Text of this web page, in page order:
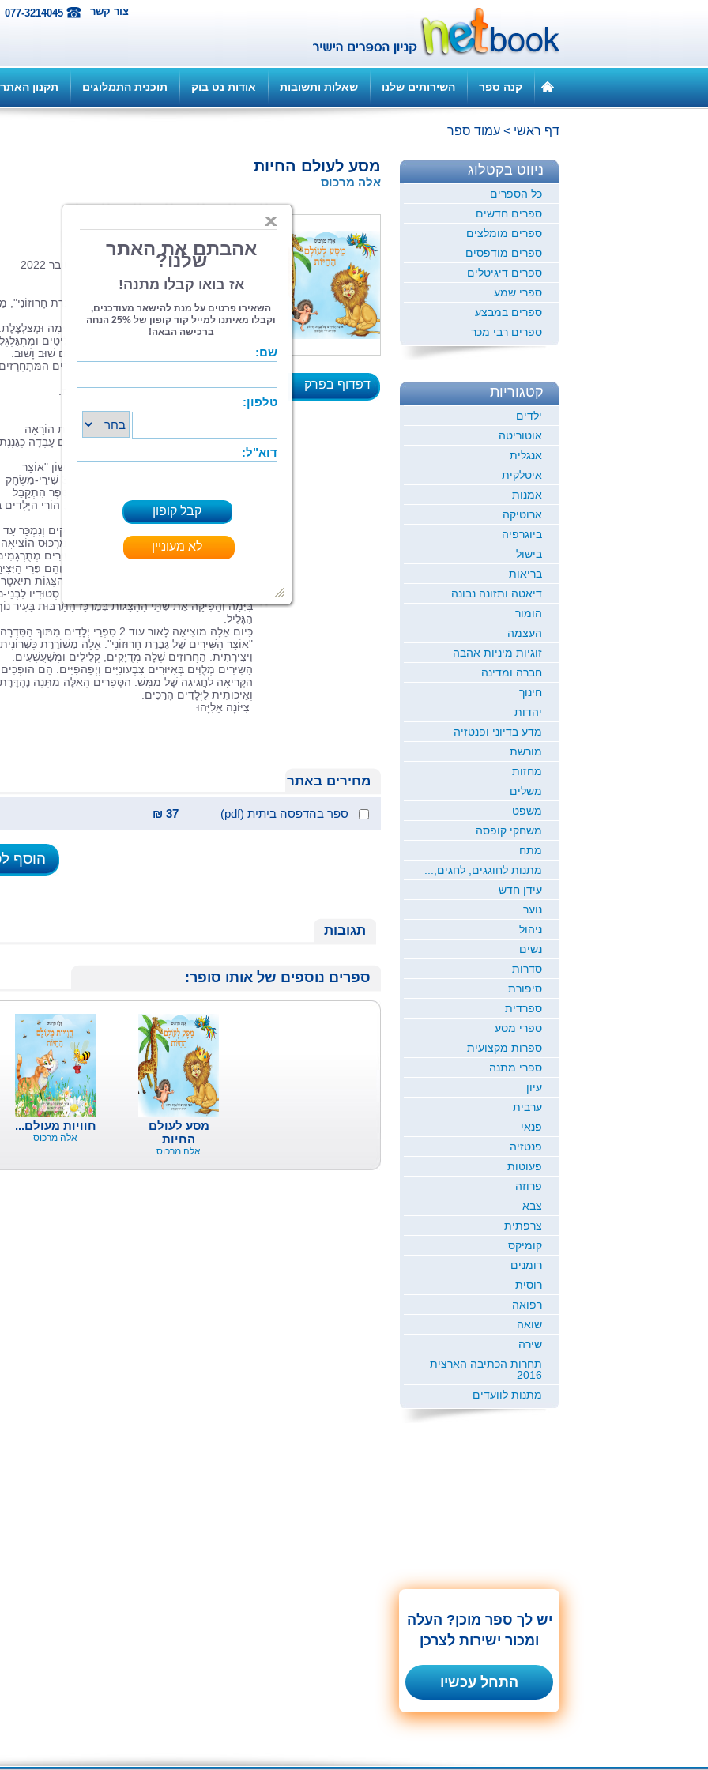
077-3214045 צור קשר
קנה ספר השירותים שלנו שאלות ותשובות אודות נט בוק תוכנית התמלוגים תקנון האתר
דף ראשי > עמוד ספר
מסע לעולם החיות
אלה מרכוס
דפדוף בפרק
עַל הַסֵּפֶר:
הַסֵּפֶר מִתּוֹךְ הַסִּדְרָה "אוֹצַר הַשִּׁירִים שֶׁל גְּבֶרֶת חָרוּזוֹנִי",
שִׁירִים קְצַרְצָרִים עַל בַּעֲלֵי-חַיִּים.
הַשִּׁירִים כְּתוּבִים בְּלָשׁוֹן קוֹלַחַת וּבַחֲרִיזָה נְעִימָה
הֵם מַתְאִימִים בְּיוֹתֵר לִילָדִים בַּגִּיל הָרַךְ, קְלִיטִים
עַל הַלָּשׁוֹן כָּךְ שֶׁמַּמָּשׁ מִתְבַּקֵּשׁ לְדַקְלֵם אוֹתָם שׁוּב וָשׁוּב.
כָּל בַּעַל-חַיִּים וְסִיפּוּרוֹ מְשַׁעֲשֵׁעַ בִּזְכוּת הַשִּׁירִים
הַיְּלָדִים יוּכְלוּ לְהַכִּיר דַּרְכָּם אֶת עוֹלַם הַחַיּוֹת.
קְרִיאָה מְהַנָּה!
הַמְּחַבֶּרֶת אֵלָה מַרְכּוּס עוֹבֶדֶת הוֹרָאָה
בְּמִקְצוֹעָהּ, בַּעֲלַת תוֹאַר שֵׁנִי בְּחִנּוּךְ, 34 שָׁנִים
הַיְּלָדִים בְּגִיל הָרַךְ.
בִּשְׁנַת 2006 הוֹצִיאָה לָאוֹר אֶת הַסֵּפֶר הָרִאשׁוֹן "אוֹצַר
הַמִּשְׂחָקִים שֶׁל גְּבֶרֶת חָרוּזוֹנִי"שֶׁבּוֹ מֵעַל 300 שִׁירֵי-מִשְׂחָק
לְפִתּוּחַ חֲשִׁיבָה, זִיכָּרוֹן, לָשׁוֹן, חֶשְׁבּוֹן וְכוּ'.הַסֵּפֶר הִתְקַבֵּל
בְּאַהֲדָה וְהַעֲרָכָה רַבָּה עַל-יְדֵי גַּנְּנוֹת, מוֹרִים, הוֹרֵי הַיְּלָדִים
הָרַךְ.
הַסֵּפֶר יָצָא לָאוֹר בְּ 3 מַהֲדוּרוֹת בְּאַלְפֵי עוֹתָקִים וְנִמְכַּר עַד
הַיּוֹם בְּכָל רַחֲבֵי הָאָרֶץ.כַּעֲבֹר שְׁנָתַיִים אֵלָה מַרְכּוּס הוֹצִיאָה
לָאוֹר 3 דִּיסְקִים עִם שִׁירֵי יְלָדִים. חֵלֶק מֵהַשִּׁירִים
לְעִבְרִית וְחֵלֶק הִיא חִבְּרָה וְהִלְחִינָה בְּעַצְמָהּ וְהֵם פְּרִי
שֶׁלָּהּ.בְּנוֹסָף לְכָךְ אֵלָה כָּתְבָה תַּסְרִיט לִשְׁתֵּי הַצָּגוֹת
"אַרְמוֹנוֹן" וְ"מַלְכַּת הַשֶּׁלֶג", אִרְגְּנָה תֵיאַטְרוֹן- סְטוּדִיוֹ לִבְנֵי-
בִּיְּמָה וְהֵפִיקָה אֶת שְׁתֵּי הַהַצָּגוֹת בְּמֶרְכַּז הַתַּרְבּוּת בָּעִיר
הַגָּלִיל.
כַּיּוֹם אֵלָה מוֹצִיאָה לָאוֹר עוֹד 2 סִפְרֵי יְלָדִים מִתּוֹךְ הַסִּדְרָה
"אוֹצַר הַשִּׁירִים שֶׁל גְּבֶרֶת חָרוּזוֹנִי". אֵלָה מְשׁוֹרֶרֶת כִּשְׁרוֹנִית
וִיצִירָתִית. הַחֲרוּזִים שֶׁלָּהּ מְדֻיָקִים, קְלִילִים וּמְשַׁעֳשְׁעִים.
הַשִּׁירִים מְלֻוִּים בְּאִיּוּרִים צִבְעוֹנִיִּים וְיְפֵהפִיִּים. הֵם
הַקְּרִיאָה לַחֲגִיגָה שֶׁל מַמָּשׁ. הַסְּפָרִים הָאֵלֶּה מַתָּנָה נֶהְדֶּרֶת
וְאֵיכוּתִית לַיְּלָדִים הָרַכִּים.
צִיּוֹנָה אֵלִיָּהוּ
מחירים באתר
ספר בהדפסה ביתית (pdf) 37 ₪
הוסף
תגובות
ספרים נוספים של אותו סופר:
חוויות מעולם...
אלה מרכוס
מסע לעולם
החיות
אלה מרכוס
ניווט בקטלוג
כל הספרים
ספרים חדשים
ספרים מומלצים
ספרים מודפסים
ספרים דיגיטלים
ספרי שמע
ספרים במבצע
ספרים רבי מכר
קטגוריות
ילדים
אוטוריטה
אנגלית
איטלקית
אמנות
ארוטיקה
ביוגרפיה
בישול
בריאות
דיאטה ותזונה נבונה
הומור
העצמה
זוגיות מיניות אהבה
חברה ומדינה
חינוך
יהדות
מדע בדיוני ופנטזיה
מורשת
מחזות
משלים
משפט
משחקי קופסה
מתח
מתנות לחוגגים, לחגים,...
עידן חדש
נוער
ניהול
נשים
סדרות
סיפורת
ספרדית
ספרי מסע
ספרות מקצועית
ספרי מתנה
עיון
ערבית
פנאי
פנטזיה
פעוטות
פרוזה
צבא
צרפתית
קומיקס
רומנים
רוסית
רפואה
שואה
שירה
תחרות הכתיבה הארצית
2016
מתנות לוועדים
יש לך ספר מוכן? העלה
ומכור ישירות לצרכן
התחל עכשיו